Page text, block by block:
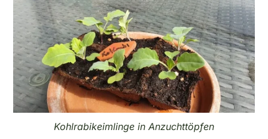
Kohlrabikeimlinge in Anzuchttöpfen